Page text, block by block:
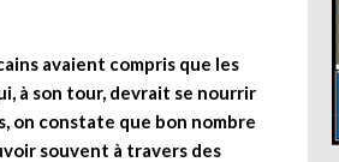
avaient compris que les
à son tour, devrait se nourrir
on constate que bon nombre
souvent à travers des